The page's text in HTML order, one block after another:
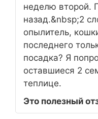
неделю второй.
назад.&nbsp;2
опылитель,
последнего
посадка? Я
оставшиеся 2
теплице.
Это полезный